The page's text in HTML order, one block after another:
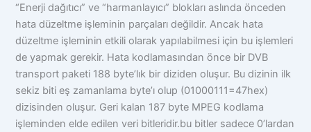
“Enerji dağıtıcı” ve “harmanlayıcı” blokları aslında önceden
hata düzeltme işleminin parçaları değildir. Ancak hata
düzeltme işleminin etkili olarak yapılabilmesi için bu işlemleri
de yapmak gerekir. Hata kodlamasından önce bir DVB
transport paketi 188 byte’lık bir diziden oluşur. Bu dizinin ilk
sekiz biti eş zamanlama byte’ı olup (01000111=47hex)
dizisinden oluşur. Geri kalan 187 byte MPEG kodlama
işleminden elde edilen veri bitleridir.bu bitler sadece 0’lardan